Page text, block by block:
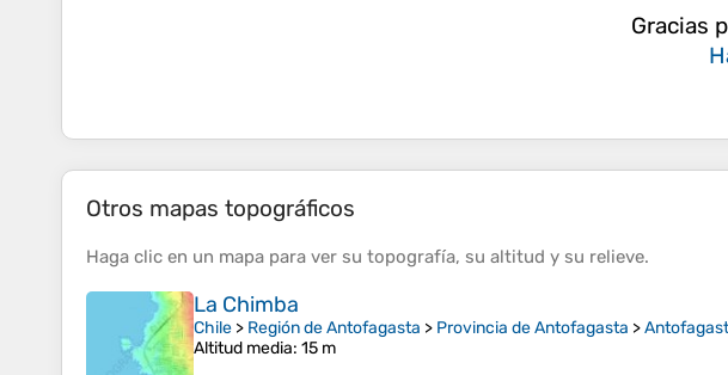
Gracias
Otros mapas topográficos
Haga clic en un mapa para ver su topografía, su altitud y su relieve.
La Chimba
Chile > Región de Antofagasta > Provincia de Antofagasta >
Altitud media: 15 m